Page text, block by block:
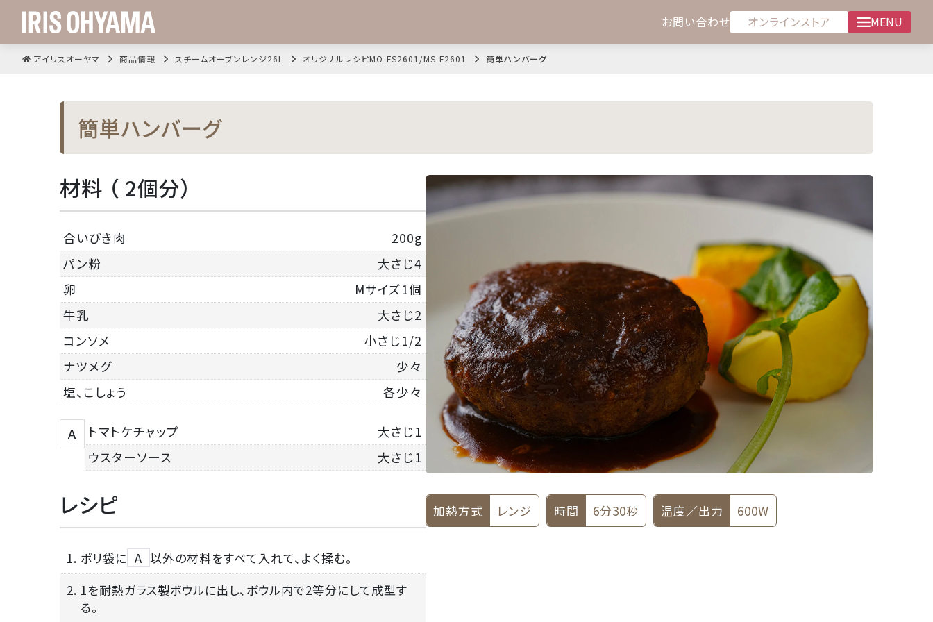
お問い合わせ オンラインストア MENU
アイリスオーヤマ 商品情報 スチームオーブンレンジ26L オリジナルレシピMO-FS2601/MS-F2601 簡単ハンバーグ
簡単ハンバーグ
加熱方式 レンジ 時間 6分30秒 温度／出力 600W
材料 （ 2個分）
合いびき肉
200g
パン粉
大さじ4
卵
Mサイズ1個
牛乳
大さじ2
コンソメ
小さじ1/2
ナツメグ
少々
塩、こしょう
各少々
A トマトケチャップ
大さじ1
ウスターソース
大さじ1
レシピ
1. ポリ袋に A 以外の材料をすべて入れて、よく揉む。
2. 1を耐熱ガラス製ボウルに出し、ボウル内で2等分にして成型す
る。